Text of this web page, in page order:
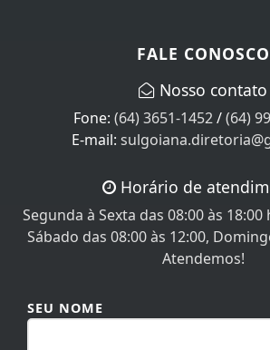
FALE CONOSCO
Nosso contato
Fone: (64) 3651-1452/(64)
E-mail:
Horário de
Segunda à Sexta das 08:00 às
Sábado das 08:00 às 12:00,
Atendemos!
SEU NOME